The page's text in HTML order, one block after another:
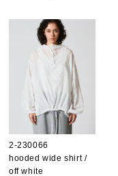
2-230066
hooded wide shirt /
off white